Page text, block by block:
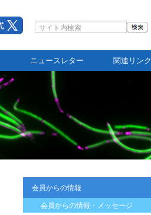
ニュースレター 関連リンク
会員からの情報
会員からの情報・メッセージ